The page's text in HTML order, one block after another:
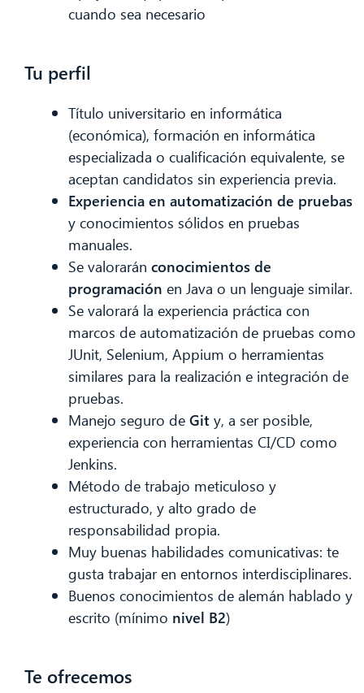
cuando sea necesario
Tu perfil
Título universitario en informática
(económica), formación en informática
especializada o cualificación equivalente, se
aceptan candidatos sin experiencia previa.
Experiencia en automatización de pruebas
y conocimientos sólidos en pruebas
manuales.
Se valorarán conocimientos de
programación en Java o un lenguaje similar.
Se valorará la experiencia práctica con
marcos de automatización de pruebas como
JUnit, Selenium, Appium o herramientas
similares para la realización e integración de
pruebas.
Manejo seguro de Git y, a ser posible,
experiencia con herramientas CI/CD como
Jenkins.
Método de trabajo meticuloso y
estructurado, y alto grado de
responsabilidad propia.
Muy buenas habilidades comunicativas: te
gusta trabajar en entornos interdisciplinares.
Buenos conocimientos de alemán hablado y
escrito (mínimo nivel B2)
Te ofrecemos